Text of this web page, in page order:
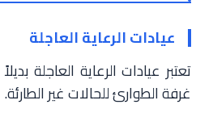
عيادات الرعاية العاجلة
تعتبر عيادات الرعاية العاجلة
غرفة الطوارئ للحالات غير الطارئة.